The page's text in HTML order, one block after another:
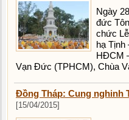
Ngày
đức
chức
hạ Tịnh
HĐCM
Vạn Đức (TPHCM), Chùa
Đồng Tháp: Cung nghinh
[15/04/2015]